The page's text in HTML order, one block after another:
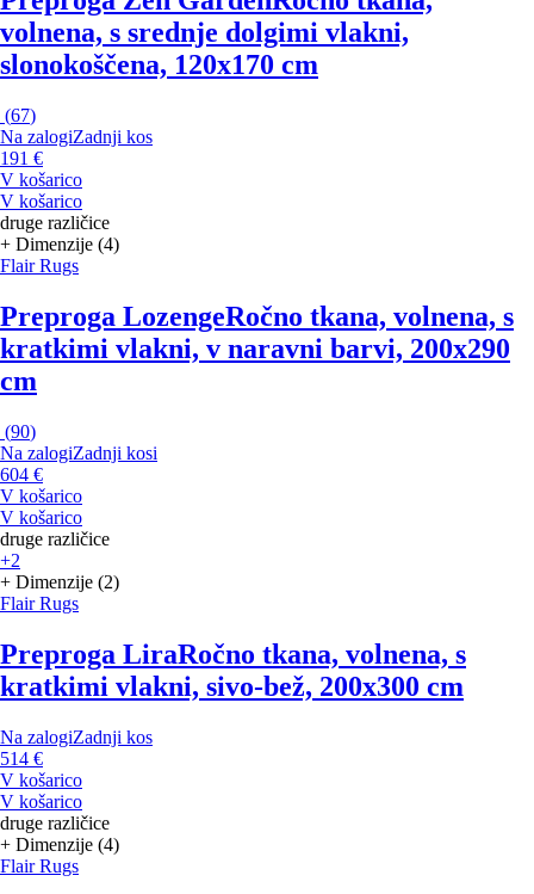
volnena, s srednje dolgimi vlakni,
slonokoščena, 120x170 cm
(67)
Na zalogiZadnji kos
191 €
V košarico
V košarico
druge različice
+ Dimenzije (4)
Flair Rugs
Preproga LozengeRočno tkana, volnena, s
kratkimi vlakni, v naravni barvi, 200x290
cm
(90)
Na zalogiZadnji kosi
604 €
V košarico
V košarico
druge različice
+2
+ Dimenzije (2)
Flair Rugs
Preproga LiraRočno tkana, volnena, s
kratkimi vlakni, sivo-bež, 200x300 cm
Na zalogiZadnji kos
514 €
V košarico
V košarico
druge različice
+ Dimenzije (4)
Flair Rugs